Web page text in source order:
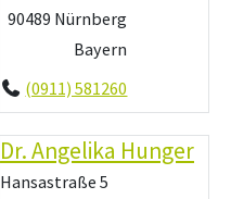
90489 Nürnberg
Bayern
(0911) 581260
Dr. Angelika Hunger
Hansastraße 5